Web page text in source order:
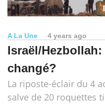
A La Une 4 years ago
Israël/
changé?
La riposte-éclair du 4
salve de 20 roquettes